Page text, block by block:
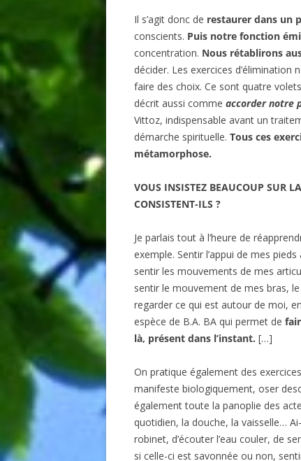
Il s’agit donc de restaurer dans un
conscients. Puis notre fonction
concentration. Nous rétablirons
décider. Les exercices
faire des choix. Ce sont quatre
décrit aussi comme accorder notre
Vittoz, indispensable avant un
démarche spirituelle. Tous ces
métamorphose.
VOUS INSISTEZ BEAUCOUP SUR
CONSISTENT-ILS ?
Je parlais tout à l’heure de
exemple. Sentir l’appui de mes
sentir les mouvements de mes
sentir le mouvement de mes bras,
regarder ce qui est autour de moi,
espèce de B.A. BA qui permet de
là, présent dans l’instant. […]
On pratique également des
manifeste biologiquement, oser
également toute la panoplie des
quotidien, la douche, la vaisselle…
robinet, d’écouter l’eau couler, de
si celle-ci est savonnée ou non,